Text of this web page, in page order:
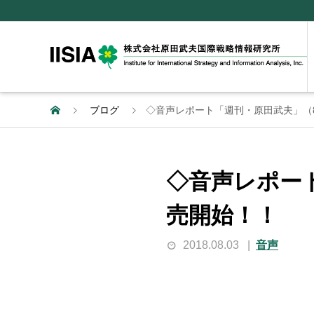
ブログ ◇音声レポート「週刊・原田武夫」
◇音声レポー
売開始！！
2018.08.03 音声